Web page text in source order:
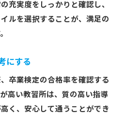
充実度をしっかりと確認し、
ルを選択することが、満足の
にする
卒業検定の合格率を確認する
高い教習所は、質の高い指導
く、安心して通うことができ